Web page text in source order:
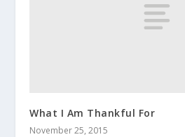
What I Am Thankful For
November 25, 2015